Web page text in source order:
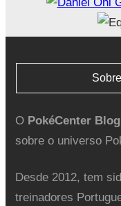
O PokéCenter Blog
sobre o universo
Desde 2012, tem
treinadores